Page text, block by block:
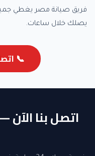
فريق صيانة مصر يغطي
يصلك خلال ساعات.
📞 اتصل:
اتصل بنا